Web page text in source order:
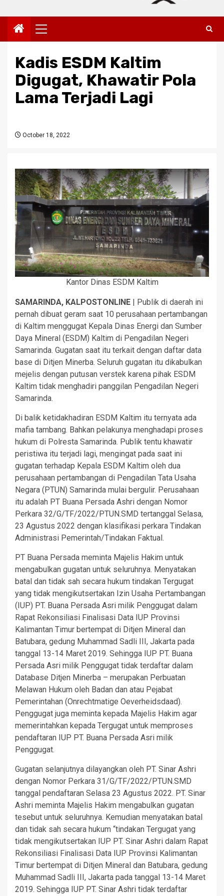
Primary
Menu
Kadis ESDM Kaltim
Digugat, Khawatir Pola
Lama Terjadi Lagi
October 18, 2022
Kantor Dinas ESDM Kaltim
SAMARINDA, KALPOSTONLINE | Publik di daerah ini
pernah dibuat geram saat 10 perusahaan pertambangan
di Kaltim menggugat Kepala Dinas Energi dan Sumber
Daya Mineral (ESDM) Kaltim di Pengadilan Negeri
Samarinda. Gugatan saat itu terkait dengan daftar data
base di Ditjen Minerba. Seluruh gugatan itu dikabulkan
mejelis dengan putusan verstek karena pihak ESDM
Kaltim tidak menghadiri panggilan Pengadilan Negeri
Samarinda.
Di balik ketidakhadiran ESDM Kaltim itu ternyata ada
mafia tambang. Bahkan pelakunya menghadapi proses
hukum di Polresta Samarinda. Publik tentu khawatir
peristiwa itu terjadi lagi, mengingat pada saat ini
gugatan terhadap Kepala ESDM Kaltim oleh dua
perusahaan pertambangan di Pengadilan Tata Usaha
Negara (PTUN) Samarinda mulai bergulir. Perusahaan
itu adalah PT Buana Persada Ashri dengan Nomor
Perkara 32/G/TF/2022/PTUN.SMD tertanggal Selasa,
23 Agustus 2022 dengan klasifikasi perkara Tindakan
Administrasi Pemerintah/Tindakan Faktual.
PT Buana Persada meminta Majelis Hakim untuk
mengabulkan gugatan untuk seluruhnya. Menyatakan
batal dan tidak sah secara hukum tindakan Tergugat
yang tidak mengikutsertakan Izin Usaha Pertambangan
(IUP) PT. Buana Persada Asri milik Penggugat dalam
Rapat Rekonsiliasi Finalisasi Data IUP Provinsi
Kalimantan Timur bertempat di Ditjen Mineral dan
Batubara, gedung Muhammad Sadli III, Jakarta pada
tanggal 13-14 Maret 2019. Sehingga IUP PT. Buana
Persada Asri milik Penggugat tidak terdaftar dalam
Database Ditjen Minerba – merupakan Perbuatan
Melawan Hukum oleh Badan dan atau Pejabat
Pemerintahan (Onrechtmatige Oeverheidsdaad).
Penggugat juga meminta kepada Majelis Hakim agar
memerintahkan kepada Tergugat untuk memproses
pendaftaran IUP PT. Buana Persada Asri milik
Penggugat.
Gugatan selanjutnya dilayangkan oleh PT. Sinar Ashri
dengan Nomor Perkara 31/G/TF/2022/PTUN.SMD
tanggal pendaftaran Selasa 23 Agustus 2022. PT. Sinar
Ashri meminta Majelis Hakim mengabulkan gugatan
tesebut untuk seluruhnya. Kemudian menyatakan batal
dan tidak sah secara hukum “tindakan Tergugat yang
tidak mengikutsertakan IUP PT. Sinar Ashri dalam Rapat
Rekonsiliasi Finalisasi Data IUP Provinsi Kalimantan
Timur bertempat di Ditjen Mineral dan Batubara, gedung
Muhammad Sadli III, Jakarta pada tanggal 13-14 Maret
2019. Sehingga IUP PT. Sinar Ashri tidak terdaftar